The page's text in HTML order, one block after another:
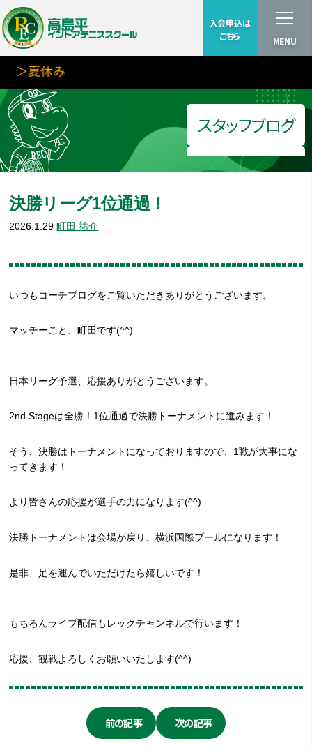
入会申込は
こちら
MENU
＞夏休み
スタッフブログ
決勝リーグ1位通過！
2026.1.29 町田 祐介
いつもコーチブログをご覧いただきありがとうございます。
マッチーこと、町田です(^^)
日本リーグ予選、応援ありがとうございます。
2nd Stageは全勝！1位通過で決勝トーナメントに進みます！
そう、決勝はトーナメントになっておりますので、1戦が大事にな
ってきます！
より皆さんの応援が選手の力になります(^^)
決勝トーナメントは会場が戻り、横浜国際プールになります！
是非、足を運んでいただけたら嬉しいです！
もちろんライブ配信もレックチャンネルで行います！
応援、観戦よろしくお願いいたします(^^)
前の記事 次の記事